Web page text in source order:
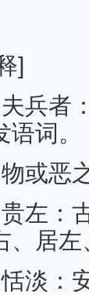
]
兵者
语词。
或恶
左：
、居
淡：